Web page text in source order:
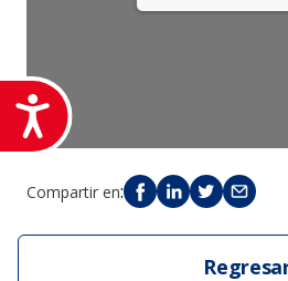
Accesibilidad
Compartir en: